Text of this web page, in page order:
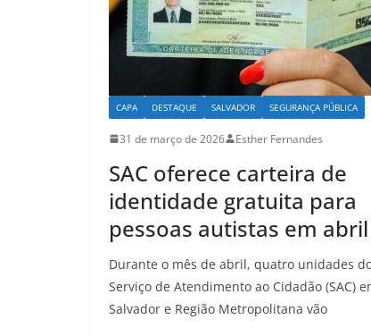
CAPA DESTAQUE SALVADOR SEGURANÇA PÚBLICA
31 de março de 2026 Esther Fernandes
SAC oferece carteira de
identidade gratuita para
pessoas autistas em abril
Durante o mês de abril, quatro unidades
Serviço de Atendimento ao Cidadão (SAC)
Salvador e Região Metropolitana vão